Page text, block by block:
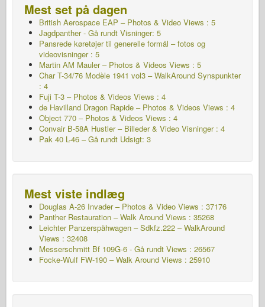
Mest set på dagen
British Aerospace EAP – Photos & Video Views : 5
Jagdpanther - Gå rundt Visninger: 5
Pansrede køretøjer til generelle formål – fotos og
videovisninger : 5
Martin AM Mauler – Photos & Videos Views : 5
Char T-34/76 Modèle 1941 vol3 – WalkAround Synspunkter
: 4
Fuji T-3 – Photos & Videos Views : 4
de Havilland Dragon Rapide – Photos & Videos Views : 4
Object 770 – Photos & Videos Views : 4
Convair B-58A Hustler – Billeder & Video Visninger : 4
Pak 40 L-46 – Gå rundt Udsigt: 3
Mest viste indlæg
Douglas A-26 Invader – Photos & Video Views : 37176
Panther Restauration – Walk Around Views : 35268
Leichter Panzerspähwagen – Sdkfz.222 – WalkAround
Views : 32408
Messerschmitt Bf 109G-6 - Gå rundt Views : 26567
Focke-Wulf FW-190 – Walk Around Views : 25910